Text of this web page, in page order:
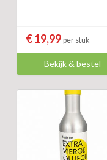
€ 19,99 per stuk
Bekijk & bestel